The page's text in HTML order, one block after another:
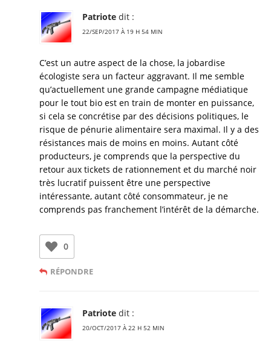
Patriote dit :
22/SEP/2017 À 19 H 54 MIN
C’est un autre aspect de la chose, la jobardise
écologiste sera un facteur aggravant. Il me semble
qu’actuellement une grande campagne médiatique
pour le tout bio est en train de monter en puissance,
si cela se concrétise par des décisions politiques, le
risque de pénurie alimentaire sera maximal. Il y a des
résistances mais de moins en moins. Autant côté
producteurs, je comprends que la perspective du
retour aux tickets de rationnement et du marché noir
très lucratif puissent être une perspective
intéressante, autant côté consommateur, je ne
comprends pas franchement l’intérêt de la démarche.
0
RÉPONDRE
Patriote dit :
20/OCT/2017 À 22 H 52 MIN